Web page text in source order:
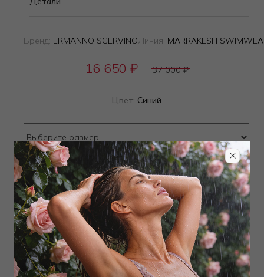
Бренд: ERMANNO SCERVINOЛиния: MARRAKESH
16 650 ₽ 37 000₽
Цвет: Синий
Определить размер
Наличие в магазинах
ТОВАР РАСПРОДАН
Добавить в избранное